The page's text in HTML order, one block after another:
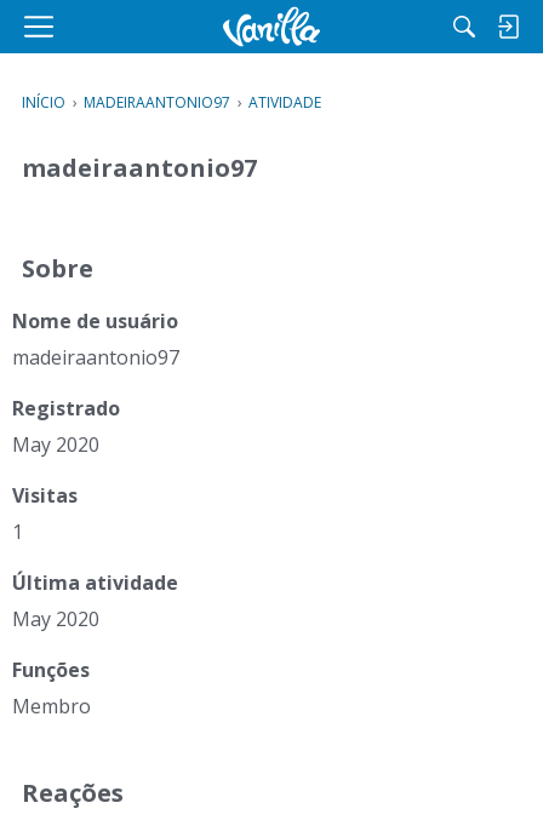
M
n
u
INÍCIO › MADEIRAANTONIO97 › ATIVIDADE
madeiraantonio97
Sobre
Nome de usuário
madeiraantonio97
Registrado
May 2020
Visitas
1
Última atividade
May 2020
Funções
Membro
Reações